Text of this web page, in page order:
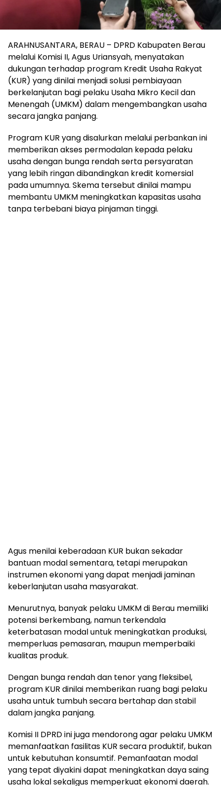
ARAHNUSANTARA, BERAU – DPRD Kabupaten Berau
melalui Komisi II, Agus Uriansyah, menyatakan
dukungan terhadap program Kredit Usaha Rakyat
(KUR) yang dinilai menjadi solusi pembiayaan
berkelanjutan bagi pelaku Usaha Mikro Kecil dan
Menengah (UMKM) dalam mengembangkan usaha
secara jangka panjang.
Program KUR yang disalurkan melalui perbankan ini
memberikan akses permodalan kepada pelaku
usaha dengan bunga rendah serta persyaratan
yang lebih ringan dibandingkan kredit komersial
pada umumnya. Skema tersebut dinilai mampu
membantu UMKM meningkatkan kapasitas usaha
tanpa terbebani biaya pinjaman tinggi.
Agus menilai keberadaan KUR bukan sekadar
bantuan modal sementara, tetapi merupakan
instrumen ekonomi yang dapat menjadi jaminan
keberlanjutan usaha masyarakat.
Menurutnya, banyak pelaku UMKM di Berau memiliki
potensi berkembang, namun terkendala
keterbatasan modal untuk meningkatkan produksi,
memperluas pemasaran, maupun memperbaiki
kualitas produk.
Dengan bunga rendah dan tenor yang fleksibel,
program KUR dinilai memberikan ruang bagi pelaku
usaha untuk tumbuh secara bertahap dan stabil
dalam jangka panjang.
Komisi II DPRD ini juga mendorong agar pelaku UMKM
memanfaatkan fasilitas KUR secara produktif, bukan
untuk kebutuhan konsumtif. Pemanfaatan modal
yang tepat diyakini dapat meningkatkan daya saing
usaha lokal sekaligus memperkuat ekonomi daerah.